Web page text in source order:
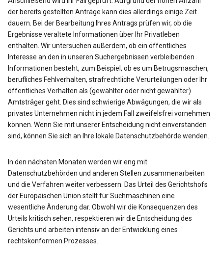
der bereits gestellten Anträge kann dies allerdings einige Zeit
dauern. Bei der Bearbeitung Ihres Antrags prüfen wir, ob die
Ergebnisse veraltete Informationen über Ihr Privatleben
enthalten. Wir untersuchen außerdem, ob ein öffentliches
Interesse an den in unseren Suchergebnissen verbleibenden
Informationen besteht, zum Beispiel, ob es um Betrugsmaschen,
berufliches Fehlverhalten, strafrechtliche Verurteilungen oder Ihr
öffentliches Verhalten als (gewählter oder nicht gewählter)
Amtsträger geht. Dies sind schwierige Abwägungen, die wir als
privates Unternehmen nicht in jedem Fall zweifelsfrei vornehmen
können. Wenn Sie mit unserer Entscheidung nicht einverstanden
sind, können Sie sich an Ihre lokale Datenschutzbehörde wenden.
In den nächsten Monaten werden wir eng mit
Datenschutzbehörden und anderen Stellen zusammenarbeiten
und die Verfahren weiter verbessern. Das Urteil des Gerichtshofs
der Europäischen Union stellt für Suchmaschinen eine
wesentliche Änderung dar. Obwohl wir die Konsequenzen des
Urteils kritisch sehen, respektieren wir die Entscheidung des
Gerichts und arbeiten intensiv an der Entwicklung eines
rechtskonformen Prozesses.